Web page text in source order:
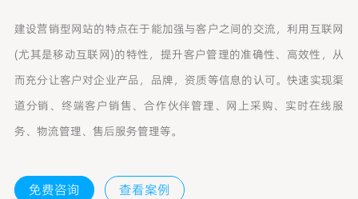
建设营销型网站的特点在于能加强与客户之间的交流，利用互联网
(尤其是移动互联网)的特性，提升客户管理的准确性、高效性，从
而充分让客户对企业产品，品牌，资质等信息的认可。快速实现渠
道分销、终端客户销售、合作伙伴管理、网上采购、实时在线服
务、物流管理、售后服务管理等。
免费咨询 查看案例